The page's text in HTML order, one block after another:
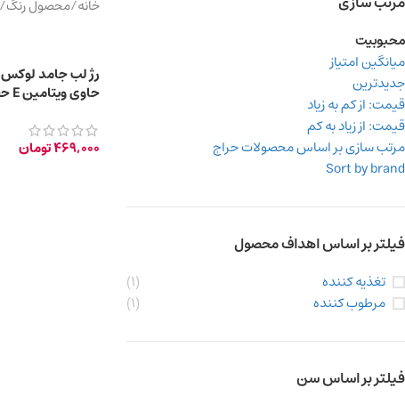
محبوبیت
میانگین امتیاز
جدیدترین
قیمت: از کم به زیاد
قیمت: از زیاد به کم
مرتب سازی بر اساس محصولات حراج
Sort by brand
فیلتر بر اساس اهداف محصول
تغذیه کننده
(1)
مرطوب کننده
(1)
فیلتر بر اساس سن
خانه/محصول رنگ
رژ لب جامد
حاوی ویتامین E حجم 4 گرم
469,000تومان